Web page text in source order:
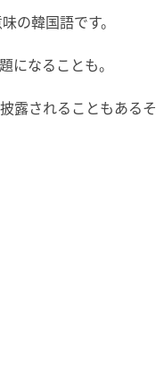
の韓国語です。
になることも。
露されることもあるそ